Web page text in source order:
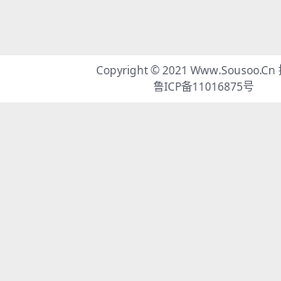
Copyright © 2021 Www.Sousoo.Cn
鲁ICP备11016875号